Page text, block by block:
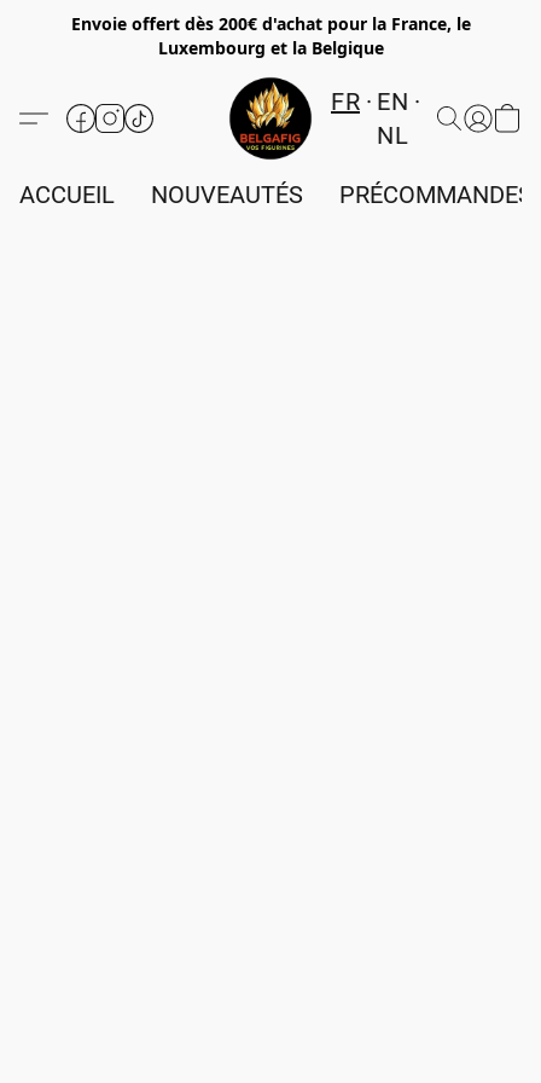
Envoie offert dès 200€ d'achat pour la France, le
Luxembourg et la Belgique
FR
EN
NL
ACCUEIL NOUVEAUTÉS PRÉCOMMANDES